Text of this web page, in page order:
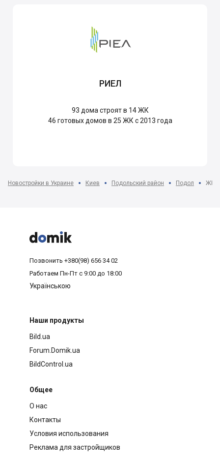
РИЕЛ
93 дома строят в 14 ЖК
46 готовых домов в 25 ЖК с 2013 года
Новостройки в Украине Киев Подольский район Подол ЖК



Позвонить +380(98) 656 34 02
Работаем Пн-Пт с 9:00 до 18:00
Українською
Наши продукты
Bild.ua
Forum.Domik.ua
BildControl.ua
Общее
О нас
Контакты
Условия использования
Реклама для застройщиков